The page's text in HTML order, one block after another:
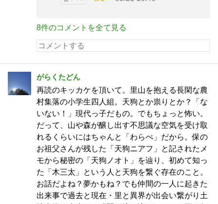
8件のコメントを全て見る
がらくたどん
再読のキッカケを頂いて。里山を抱える長閑な農
村集落の小学生四人組。天狗とか祟りとか？「な
いない！」現代っ子だもの。でもちょっと怖い。
だって、山や森が醸し出す不思議な空気を受け取
れるくらいにはちゃんと「わらべ」だから。保の
お祖父さんが残した「天狗ニアフ」と記されたメ
モから秘密の「天狗ノオト」を辿り、初めて知っ
た「木三太」という人と天狗を繋ぐ存在のこと。
お話だよね？夢かもね？でも仲間の一人に起きた
出来事で過去と現在・里と異界が出会い繋がり土